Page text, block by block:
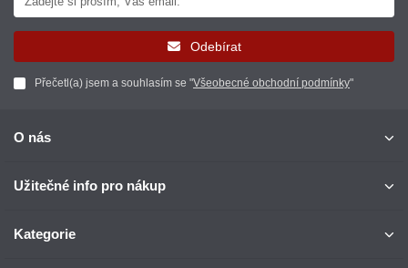
Odebírat
Přečetl(a) jsem a souhlasím se "Všeobecné obchodní podmínky"
O nás
Užitečné info pro nákup
Kategorie